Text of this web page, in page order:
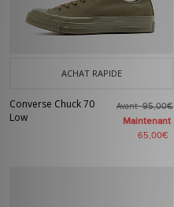
ACHAT RAPIDE
Converse Chuck 70
Low
Avant95,00€
Maintenant
65,00€